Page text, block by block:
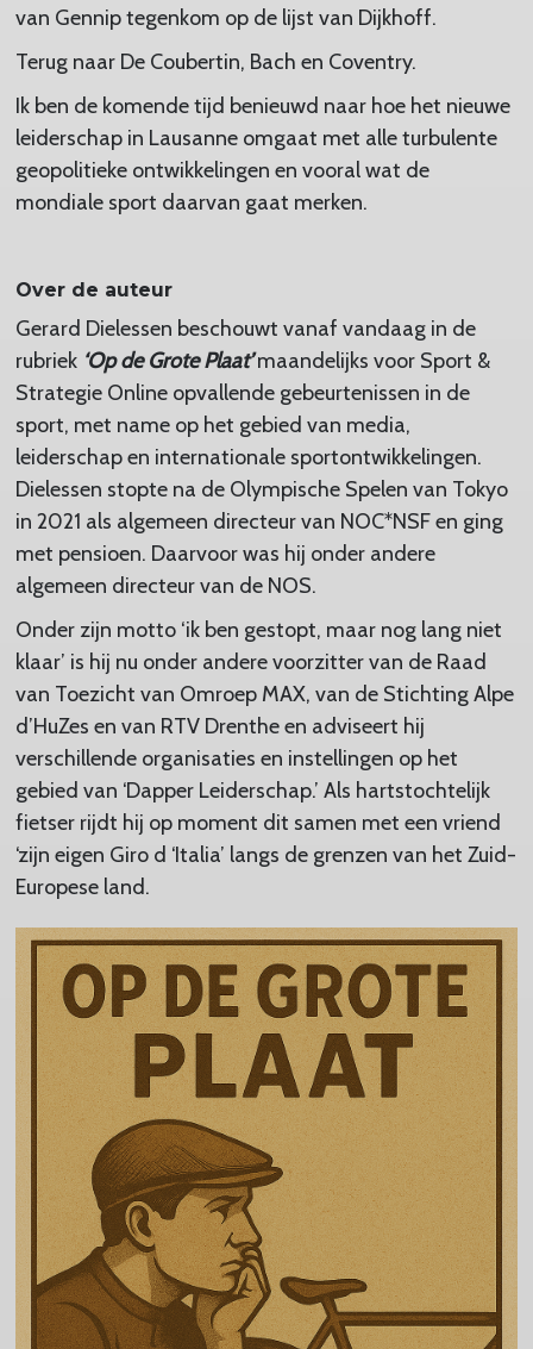
van Gennip tegenkom op de lijst van Dijkhoff.
Terug naar De Coubertin, Bach en Coventry.
Ik ben de komende tijd benieuwd naar hoe het nieuwe
leiderschap in Lausanne omgaat met alle turbulente
geopolitieke ontwikkelingen en vooral wat de
mondiale sport daarvan gaat merken.
Over de auteur
Gerard Dielessen beschouwt vanaf vandaag in de
rubriek ‘Op de Grote Plaat’maandelijks voor Sport &
Strategie Online opvallende gebeurtenissen in de
sport, met name op het gebied van media,
leiderschap en internationale sportontwikkelingen.
Dielessen stopte na de Olympische Spelen van Tokyo
in 2021 als algemeen directeur van NOC*NSF en ging
met pensioen. Daarvoor was hij onder andere
algemeen directeur van de NOS.
Onder zijn motto ‘ik ben gestopt, maar nog lang niet
klaar’ is hij nu onder andere voorzitter van de Raad
van Toezicht van Omroep MAX, van de Stichting Alpe
d’HuZes en van RTV Drenthe en adviseert hij
verschillende organisaties en instellingen op het
gebied van ‘Dapper Leiderschap.’ Als hartstochtelijk
fietser rijdt hij op moment dit samen met een vriend
‘zijn eigen Giro d ‘Italia’ langs de grenzen van het Zuid-
Europese land.